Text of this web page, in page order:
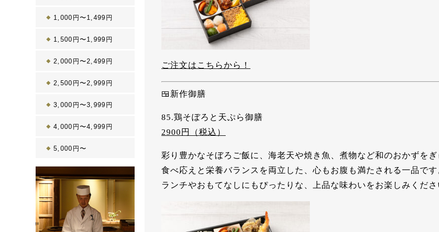
1,000円〜1,499円
1,500円〜1,999円
2,000円〜2,499円
2,500円〜2,999円
3,000円〜3,999円
4,000円〜4,999円
5,000円〜
ご注文はこちらから！
🍱 新作御膳
85.鶏そぼろと天ぷら御膳
2900 円（税込）
彩り豊かなそぼろご飯に、海老天や焼き魚、煮物など和のおかずをぎ
食べ応えと栄養バランスを両立した、心もお腹も満たされる一品です
ランチやおもてなしにもぴったりな、上品な味わいをお楽しみくださ